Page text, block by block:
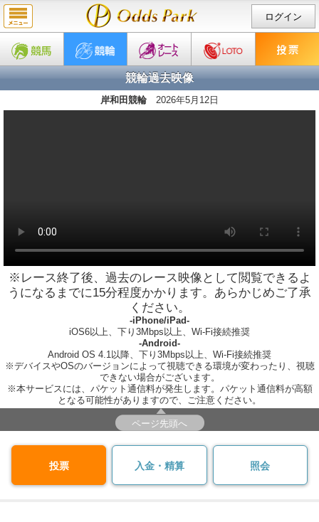
ログイン
競輪過去映像
岸和田競輪 2026年5月12日
※レース終了後、過去のレース映像として閲覧できるよ
うになるまでに15分程度かかります。あらかじめご了承
ください。
-iPhone/iPad-
iOS6以上、下り3Mbps以上、Wi-Fi接続推奨
-Android-
Android OS 4.1以降、下り3Mbps以上、Wi-Fi接続推奨
※デバイスやOSのバージョンによって視聴できる環境が変わったり、視聴
できない場合がございます。
※本サービスには、パケット通信料が発生します。パケット通信料が高額
となる可能性がありますので、ご注意ください。
ページ先頭へ
投票 入金・精算 照会